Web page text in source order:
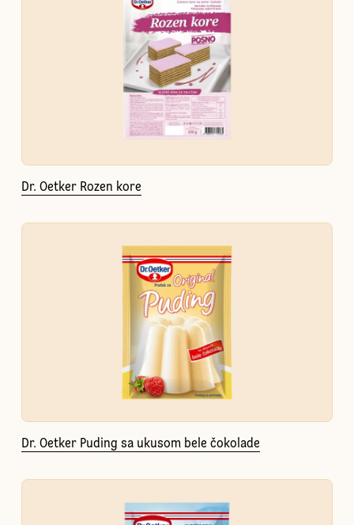
Dr. Oetker Rozen kore
Dr. Oetker Puding sa ukusom bele čokolade